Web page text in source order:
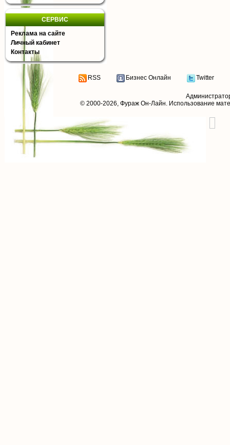
СЕРВИС
Реклама на сайте
Личный кабинет
Контакты
RSS Бизнес Онлайн Twitter
© 2000-2026, Фураж Он-Лайн. Использование